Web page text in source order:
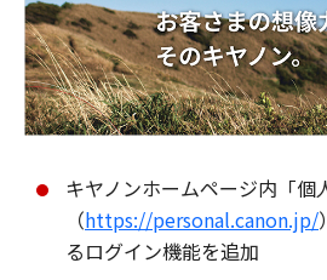
キヤノンホームページ内「個
（https://personal.canon.jp/
るログイン機能を追加